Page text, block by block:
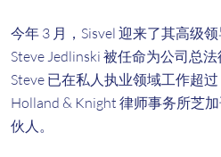
今年 3 月，Sisvel 迎来了其高级
Steve Jedlinski 被任命为公司总
Steve 已在私人执业领域工作超
Holland & Knight 律师事务所芝
伙人。